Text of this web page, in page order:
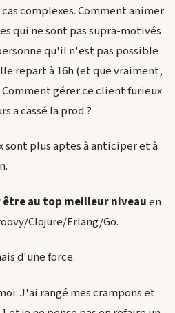
complexes. Comment animer
qui ne sont pas supra-motivés
qu'il n'est pas possible
repart à 16h (et que vraiment,
gérer ce client furieux
a cassé la prod ?
sont plus aptes à anticiper et à
être au top meilleur niveauen
Clojure/Erlang/Go.
d'une force.
J'ai rangé mes crampons et